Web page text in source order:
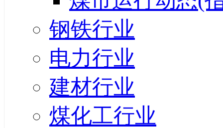
钢铁行业
电力行业
建材行业
煤化工行业